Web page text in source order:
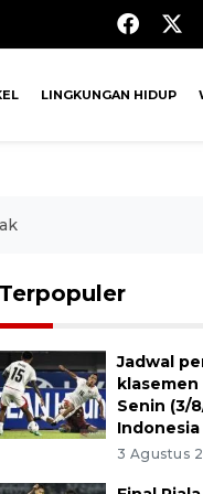
LINGKUNGAN HIDUP
Terpopuler
Jadwal
klasemen
Senin (3/
3 Agustus